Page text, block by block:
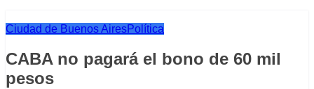
Ciudad de Buenos AiresPolítica
CABA no pagará el bono de 60 mil
pesos